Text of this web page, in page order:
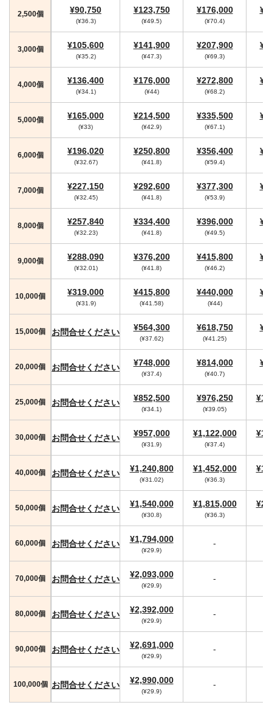
2,500個 ¥90,750
(¥36.3)
¥123,750
(¥49.5)
¥176,000
(¥70.4)
3,000個 ¥105,600
(¥35.2)
¥141,900
(¥47.3)
¥207,900
(¥69.3)
4,000個 ¥136,400
(¥34.1)
¥176,000
(¥44)
¥272,800
(¥68.2)
5,000個 ¥165,000
(¥33)
¥214,500
(¥42.9)
¥335,500
(¥67.1)
6,000個 ¥196,020
(¥32.67)
¥250,800
(¥41.8)
¥356,400
(¥59.4)
7,000個 ¥227,150
(¥32.45)
¥292,600
(¥41.8)
¥377,300
(¥53.9)
8,000個 ¥257,840
(¥32.23)
¥334,400
(¥41.8)
¥396,000
(¥49.5)
9,000個 ¥288,090
(¥32.01)
¥376,200
(¥41.8)
¥415,800
(¥46.2)
10,000個 ¥319,000
(¥31.9)
¥415,800
(¥41.58)
¥440,000
(¥44)
15,000個 お問合せください ¥564,300
(¥37.62)
¥618,750
(¥41.25)
20,000個 お問合せください ¥748,000
(¥37.4)
¥814,000
(¥40.7)
25,000個 お問合せください ¥852,500
(¥34.1)
¥976,250
(¥39.05)
30,000個 お問合せください ¥957,000
(¥31.9)
¥1,122,000
(¥37.4)
40,000個 お問合せください ¥1,240,800
(¥31.02)
¥1,452,000
(¥36.3)
50,000個 お問合せください ¥1,540,000
(¥30.8)
¥1,815,000
(¥36.3)
60,000個 お問合せください ¥1,794,000
(¥29.9)
-
70,000個 お問合せください ¥2,093,000
(¥29.9)
-
80,000個 お問合せください ¥2,392,000
(¥29.9)
-
90,000個 お問合せください ¥2,691,000
(¥29.9)
-
100,000個 お問合せください ¥2,990,000
(¥29.9)
-